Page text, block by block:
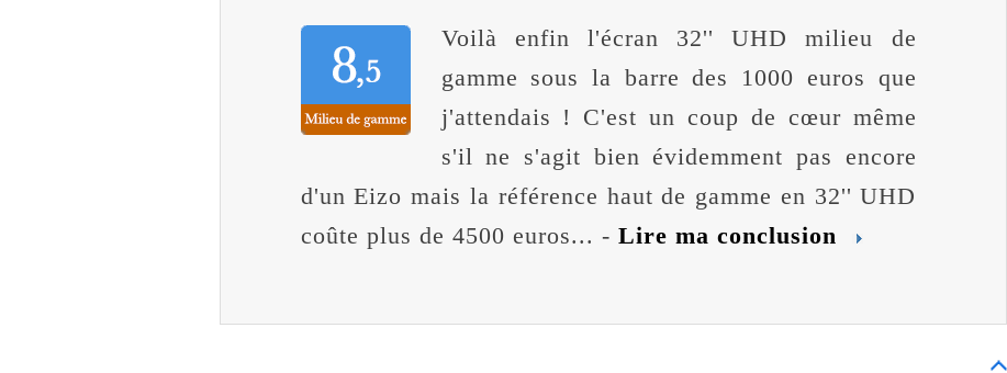
Voilà enfin l'écran 32'' UHD milieu de
gamme sous la barre des 1000 euros que
j'attendais ! C'est un coup de cœur même
s'il ne s'agit bien évidemment pas encore
d'un Eizo mais la référence haut de gamme en 32'' UHD
coûte plus de 4500 euros... - Lire ma conclusion